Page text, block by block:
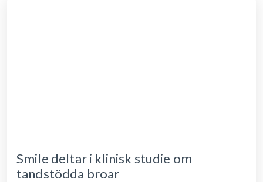
Smile deltar i klinisk studie om
tandstödda broar